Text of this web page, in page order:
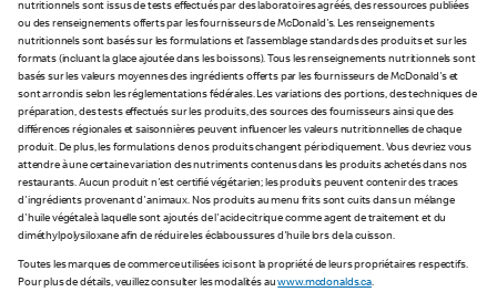
nutritionnels sont issus de tests effectués par des laboratoires agréés, des ressources publiées
ou des renseignements offerts par les fournisseurs de McDonald's. Les renseignements
nutritionnels sont basés sur les formulations et l’assemblage standards des produits et sur les
formats (incluant la glace ajoutée dans les boissons). Tous les renseignements nutritionnels sont
basés sur les valeurs moyennes des ingrédients offerts par les fournisseurs de McDonald's et
sont arrondis selon les réglementations fédérales. Les variations des portions, des techniques de
préparation, des tests effectués sur les produits, des sources des fournisseurs ainsi que des
différences régionales et saisonnières peuvent influencer les valeurs nutritionnelles de chaque
produit. De plus, les formulations de nos produits changent périodiquement. Vous devriez vous
attendre à une certaine variation des nutriments contenus dans les produits achetés dans nos
restaurants. Aucun produit n'est certifié végétarien; les produits peuvent contenir des traces
d'ingrédients provenant d'animaux. Nos produits au menu frits sont cuits dans un mélange
d'huile végétale à laquelle sont ajoutés de l'acide citrique comme agent de traitement et du
diméthylpolysiloxane afin de réduire les éclaboussures d'huile lors de la cuisson.
Toutes les marques de commerce utilisées ici sont la propriété de leurs propriétaires respectifs.
Pour plus de détails, veuillez consulter les modalités auwww.mcdonalds.ca.